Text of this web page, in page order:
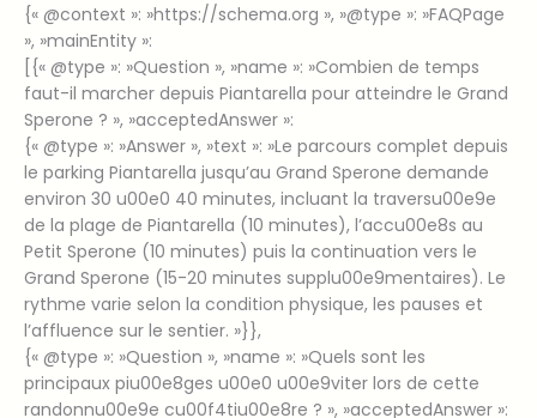
{« @context »: »https://schema.org », »@type »: »FAQPage
», »mainEntity »:
[{« @type »: »Question », »name »: »Combien de temps
faut-il marcher depuis Piantarella pour atteindre le Grand
Sperone ? », »acceptedAnswer »:
{« @type »: »Answer », »text »: »Le parcours complet depuis
le parking Piantarella jusqu’au Grand Sperone demande
environ 30 u00e0 40 minutes, incluant la traversu00e9e
de la plage de Piantarella (10 minutes), l’accu00e8s au
Petit Sperone (10 minutes) puis la continuation vers le
Grand Sperone (15-20 minutes supplu00e9mentaires). Le
rythme varie selon la condition physique, les pauses et
l’affluence sur le sentier. »}},
{« @type »: »Question », »name »: »Quels sont les
principaux piu00e8ges u00e0 u00e9viter lors de cette
randonnu00e9e cu00f4tiu00e8re ? », »acceptedAnswer »: